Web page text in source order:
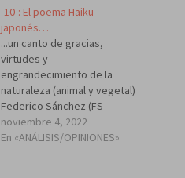
-10-: El poema Haiku
japonés…
...un canto de gracias,
virtudes y
engrandecimiento de la
naturaleza (animal y vegetal)
Federico Sánchez (FS
Fedor) El Haiku-俳句- es una
forma de poesía tradicional
noviembre 4, 2022
En «ANÁLISIS/OPINIONES»